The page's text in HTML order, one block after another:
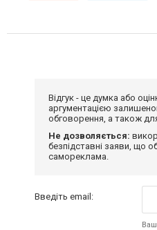
Відгук - це думка або
аргументацією
обговорення, а також
Не дозволяється:
безпідставні заяви, що
самореклама.
Введіть email: